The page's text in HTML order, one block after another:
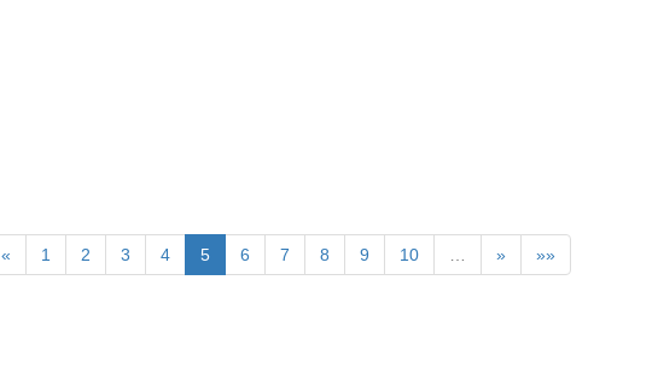
« 1 2 3 4 5 6 7 8 9 10 … » »»